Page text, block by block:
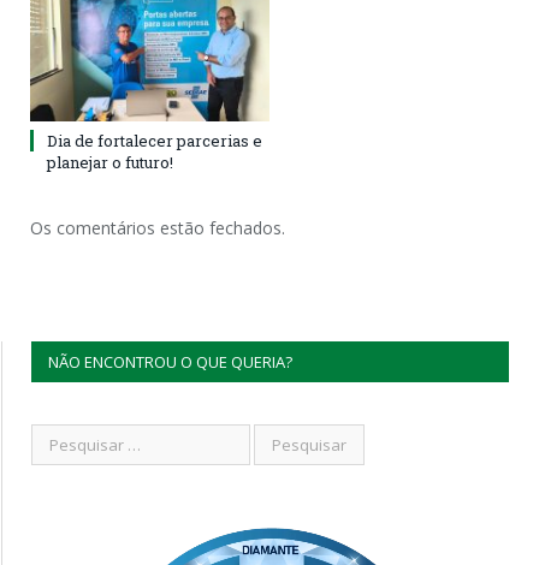
Dia de fortalecer parcerias e
planejar o futuro!
Os comentários estão fechados.
NÃO ENCONTROU O QUE QUERIA?